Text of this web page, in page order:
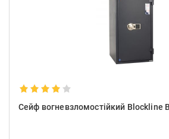
Сейф вогневзломостійкий Blockline